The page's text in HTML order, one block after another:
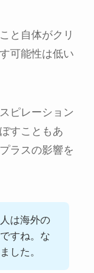
と自体がクリ
可能性は低い
ピレーション
すこともあ
ラスの影響を
は海外の
すね。な
した。